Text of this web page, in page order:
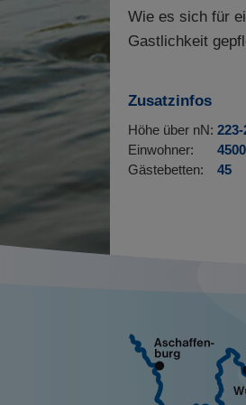
Wie es sich für
Gastlichkeit
Zusatzinfos
Höhe über nN:
Einwohner:
4500
Gästebetten:
45